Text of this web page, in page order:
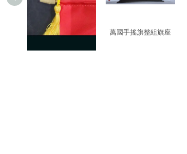
旗頭配件-錦旗.手搖旗
萬國手搖旗整組旗座